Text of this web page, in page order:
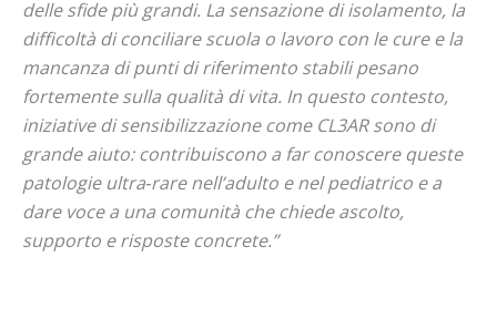
delle sfide più grandi. La sensazione di isolamento, la
difficoltà di conciliare scuola o lavoro con le cure e la
mancanza di punti di riferimento stabili pesano
fortemente sulla qualità di vita. In questo contesto,
iniziative di sensibilizzazione come CL3AR sono di
grande aiuto: contribuiscono a far conoscere queste
patologie ultra‑rare nell’adulto e nel pediatrico e a
dare voce a una comunità che chiede ascolto,
supporto e risposte concrete.”